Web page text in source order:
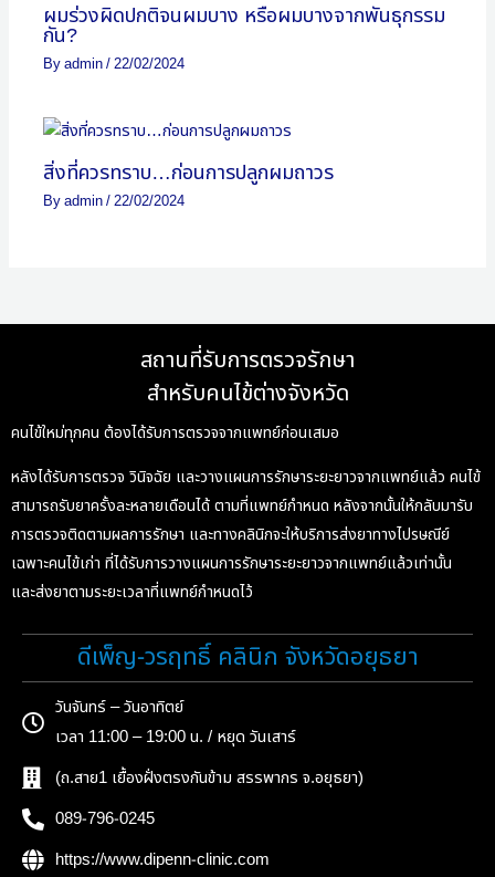
ผมร่วงผิดปกติจนผมบาง หรือผมบางจากพันธุกรรม
กัน?
Byadmin/22/02/2024
สิ่งที่ควรทราบ…ก่อนการปลูกผมถาวร
Byadmin/22/02/2024
สถานที่รับการตรวจรักษา
สำหรับคนไข้ต่างจังหวัด
คนไข้ใหม่ทุกคน ต้องได้รับการตรวจจากแพทย์ก่อนเสมอ
หลังได้รับการตรวจ วินิจฉัย และวางแผนการรักษาระยะยาวจากแพทย์แล้ว คนไข้
สามารถรับยาครั้งละหลายเดือนได้ ตามที่แพทย์กำหนด หลังจากนั้นให้กลับมารับ
การตรวจติดตามผลการรักษา และทางคลินิกจะให้บริการส่งยาทางไปรษณีย์
เฉพาะคนไข้เก่า ที่ได้รับการวางแผนการรักษาระยะยาวจากแพทย์แล้วเท่านั้น
และส่งยาตามระยะเวลาที่แพทย์กำหนดไว้
ดีเพ็ญ-วรฤทธิ์ คลินิก จังหวัดอยุธยา
วันจันทร์ – วันอาทิตย์
เวลา 11:00 – 19:00 น. / หยุด วันเสาร์
(ถ.สาย1 เยื้องฝั่งตรงกันข้าม สรรพากร จ.อยุธยา)
089-796-0245
https://www.dipenn-clinic.com